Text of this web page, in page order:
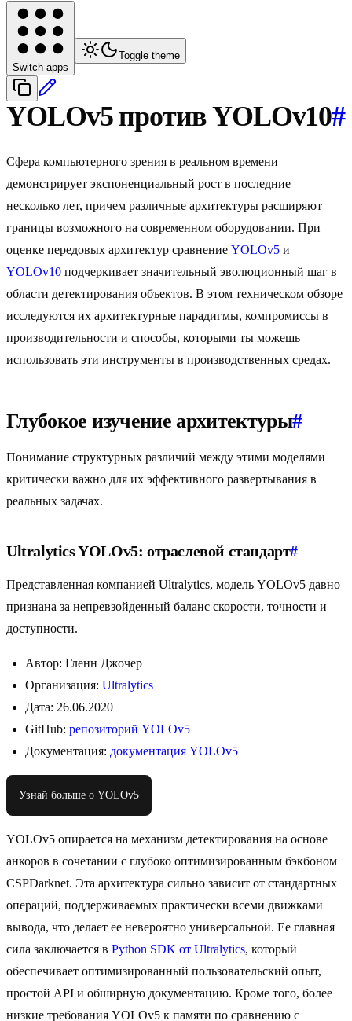
Switch apps
Toggle theme
YOLOv5 против YOLOv10#
Сфера компьютерного зрения в реальном времени
демонстрирует экспоненциальный рост в последние
несколько лет, причем различные архитектуры расширяют
границы возможного на современном оборудовании. При
оценке передовых архитектур сравнение YOLOv5 и
YOLOv10 подчеркивает значительный эволюционный шаг в
области детектирования объектов. В этом техническом обзоре
исследуются их архитектурные парадигмы, компромиссы в
производительности и способы, которыми ты можешь
использовать эти инструменты в производственных средах.
Глубокое изучение архитектуры#
Понимание структурных различий между этими моделями
критически важно для их эффективного развертывания в
реальных задачах.
Ultralytics YOLOv5: отраслевой стандарт#
Представленная компанией Ultralytics, модель YOLOv5 давно
признана за непревзойденный баланс скорости, точности и
доступности.
Автор: Гленн Джочер
Организация: Ultralytics
Дата: 26.06.2020
GitHub: репозиторий YOLOv5
Документация: документация YOLOv5
Узнай больше о YOLOv5
YOLOv5 опирается на механизм детектирования на основе
анкоров в сочетании с глубоко оптимизированным бэкбоном
CSPDarknet. Эта архитектура сильно зависит от стандартных
операций, поддерживаемых практически всеми движками
вывода, что делает ее невероятно универсальной. Ее главная
сила заключается в Python SDK от Ultralytics, который
обеспечивает оптимизированный пользовательский опыт,
простой API и обширную документацию. Кроме того, более
низкие требования YOLOv5 к памяти по сравнению с